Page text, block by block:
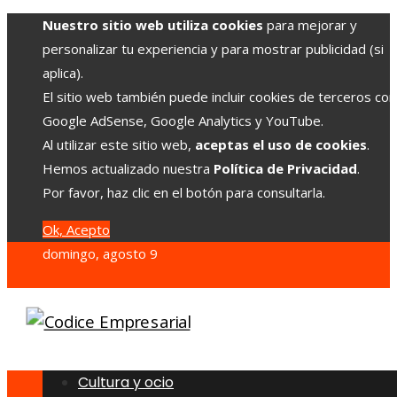
Nuestro sitio web utiliza cookies para mejorar y
personalizar tu experiencia y para mostrar publicidad (si
aplica).
El sitio web también puede incluir cookies de terceros
Google AdSense, Google Analytics y YouTube.
Al utilizar este sitio web, aceptas el uso de cookies.
Hemos actualizado nuestra Política de Privacidad.
Por favor, haz clic en el botón para consultarla.
Ok, Acepto
domingo, agosto 9
Cultura y ocio